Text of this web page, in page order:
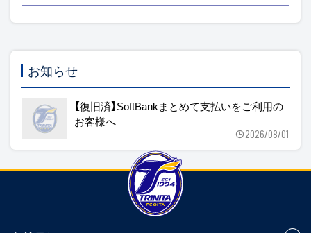
お知らせ
【復旧済】SoftBankまとめて支払いをご利用の
お客様へ
2026/08/01